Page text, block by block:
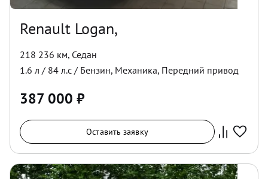
Renault Logan,
218 236 км, Седан
1.6 л / 84 л.с / Бензин, Механика, Передний привод
387 000 ₽
Оставить заявку